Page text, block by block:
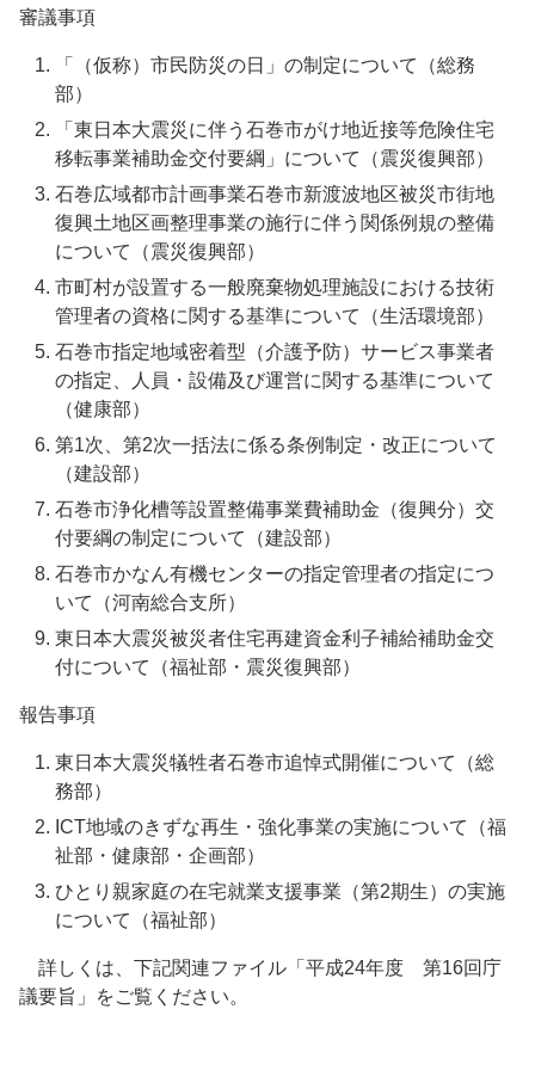
審議事項
「（仮称）市民防災の日」の制定について（総務
部）
「東日本大震災に伴う石巻市がけ地近接等危険住宅
移転事業補助金交付要綱」について（震災復興部）
石巻広域都市計画事業石巻市新渡波地区被災市街地
復興土地区画整理事業の施行に伴う関係例規の整備
について（震災復興部）
市町村が設置する一般廃棄物処理施設における技術
管理者の資格に関する基準について（生活環境部）
石巻市指定地域密着型（介護予防）サービス事業者
の指定、人員・設備及び運営に関する基準について
（健康部）
第1次、第2次一括法に係る条例制定・改正について
（建設部）
石巻市浄化槽等設置整備事業費補助金（復興分）交
付要綱の制定について（建設部）
石巻市かなん有機センターの指定管理者の指定につ
いて（河南総合支所）
東日本大震災被災者住宅再建資金利子補給補助金交
付について（福祉部・震災復興部）
報告事項
東日本大震災犠牲者石巻市追悼式開催について（総
務部）
ICT地域のきずな再生・強化事業の実施について（福
祉部・健康部・企画部）
ひとり親家庭の在宅就業支援事業（第2期生）の実施
について（福祉部）
詳しくは、下記関連ファイル「平成24年度 第16回庁
議要旨」をご覧ください。